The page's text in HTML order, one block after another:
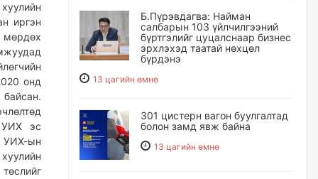
иргэн
мөрдөх
онд
УИХ эс
УИХ-ын
Б.Пүрэвдагва: Найман
салбарын 103 үйлчилгээний
бүртгэлийг цуцалснаар бизнес
эрхлэхэд таатай нөхцөл
бүрдэнэ
13 цагийн өмнө
301 цистерн вагон буулгалтад
болон замд явж байна
13 цагийн өмнө